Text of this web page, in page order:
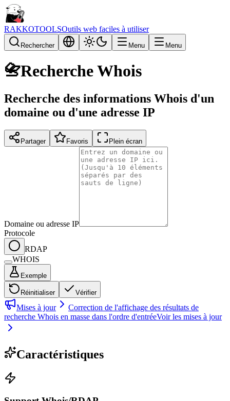
RAKKOTOOLSOutils web faciles à utiliser
Rechercher Menu Menu
📇Recherche Whois
Recherche des informations Whois d'un
domaine ou d'une adresse IP
Partager Favoris Plein écran
Domaine ou adresse IP
Protocole
RDAP
WHOIS
Exemple
Réinitialiser Vérifier
Mises à jour
Correction de l'affichage des résultats de
recherche Whois en masse dans l'ordre d'entréeVoir les mises à jour
Caractéristiques